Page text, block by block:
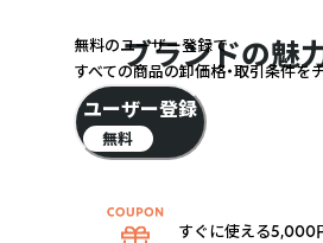
ブランドの魅
無料のユーザー登録で
すべての商品の卸価格・取引条件を
ユーザー登録
無料
すぐに使える5,000